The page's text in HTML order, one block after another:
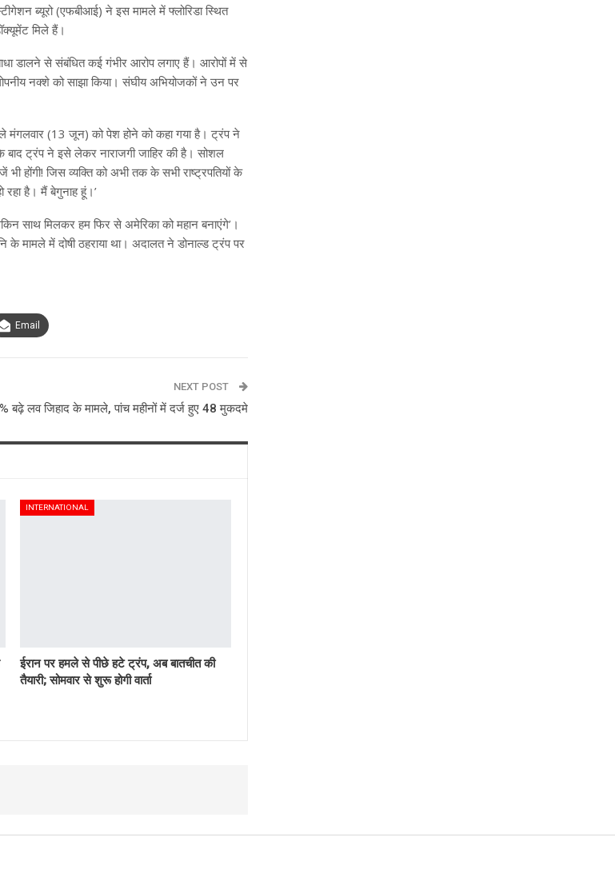
ब्यूरो (एफबीआई) ने इस मामले में फ्लोरिडा स्थित
मिले हैं।
डालने से संबंधित कई गंभीर आरोप लगाए हैं। आरोपों में से
नक्शे को साझा किया। संघीय अभियोजकों ने उन पर
मंगलवार (13 जून) को पेश होने को कहा गया है। ट्रंप ने
बाद ट्रंप ने इसे लेकर नाराजगी जाहिर की है। सोशल
भी होंगी! जिस व्यक्ति को अभी तक के सभी राष्ट्रपतियों के
रहा है। मैं बेगुनाह हूं।’
साथ मिलकर हम फिर से अमेरिका को महान बनाएंगे’।
में दोषी ठहराया था। अदालत ने डोनाल्ड ट्रंप पर
Email
NEXT POST
बढ़े लव जिहाद के मामले, पांच महीनों में दर्ज हुए 48 मुकदमे
INTERNATIONAL
ईरान पर हमले से पीछे हटे ट्रंप, अब बातचीत की
तैयारी; सोमवार से शुरू होगी वार्ता